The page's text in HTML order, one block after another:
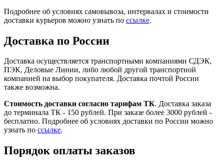
Подробнее об условиях самовывоза, интервалах и стоимости
доставки курьеров можно узнать по ссылке.
Доставка по России
Доставка осуществляется транспортными компаниями СДЭК,
ПЭК, Деловые Линии, либо любой другой транспортной
компанией на выбор покупателя. Доставка почтой России
также возможна.
Стоимость доставки согласно тарифам ТК. Доставка заказа
до терминала ТК - 150 рублей. При заказе более 3000 рублей -
бесплатно. Подробнее об условиях доставки по России можно
узнать по ссылке.
Порядок оплаты заказов